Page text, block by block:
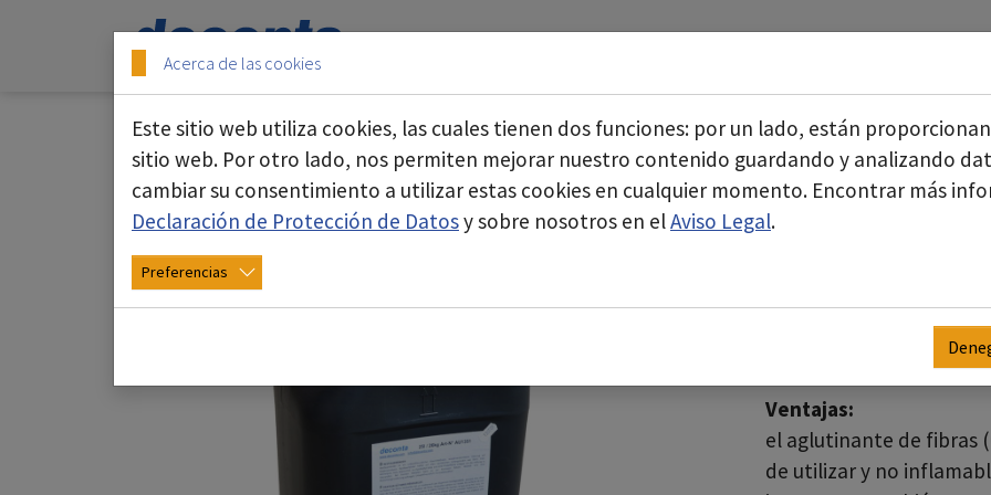
Skip to main content
Skip to page footer
Aglutinante de fibras CEMBLOK BASE concentrado
Uso:
aislamientos de
fribras residuales y
Ventajas:
el aglutinante de fibras
de utilizar y no
Acerca de las cookies
Este sitio web utiliza cookies, las cuales tienen dos funciones: por un lado, están
sitio web. Por otro lado, nos permiten mejorar nuestro contenido guardando y analizando
cambiar su consentimiento a utilizar estas cookies en cualquier momento. Encontrar más
Declaración de Protección de Datosy sobre nosotros en elAviso Legal.
Preferencias